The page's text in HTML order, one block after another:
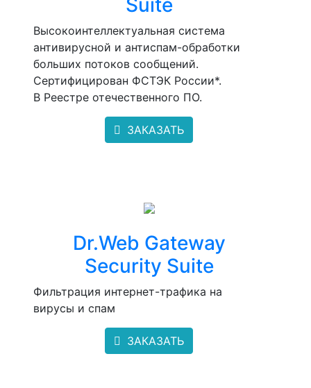
Suite
Высокоинтеллектуальная система
антивирусной и антиспам-обработки
больших потоков сообщений.
Сертифицирован ФСТЭК России*.
В Реестре отечественного ПО.
ЗАКАЗАТЬ
Dr.Web Gateway
Security Suite
Фильтрация интернет-трафика на
вирусы и спам
ЗАКАЗАТЬ